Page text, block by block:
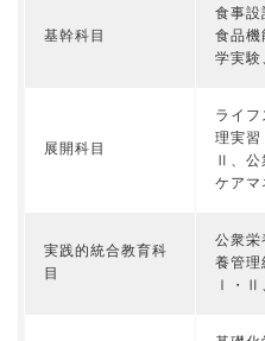
基幹科目
食事設
食品
学実験
展開科目
ライ
理実
Ⅱ、公
ケアマ
実践的統合教育科
目
公衆栄
養管
Ⅰ・Ⅱ